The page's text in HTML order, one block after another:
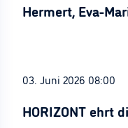
Hermert, Eva-
03. Juni 2026 08:00
HORIZONT ehrt